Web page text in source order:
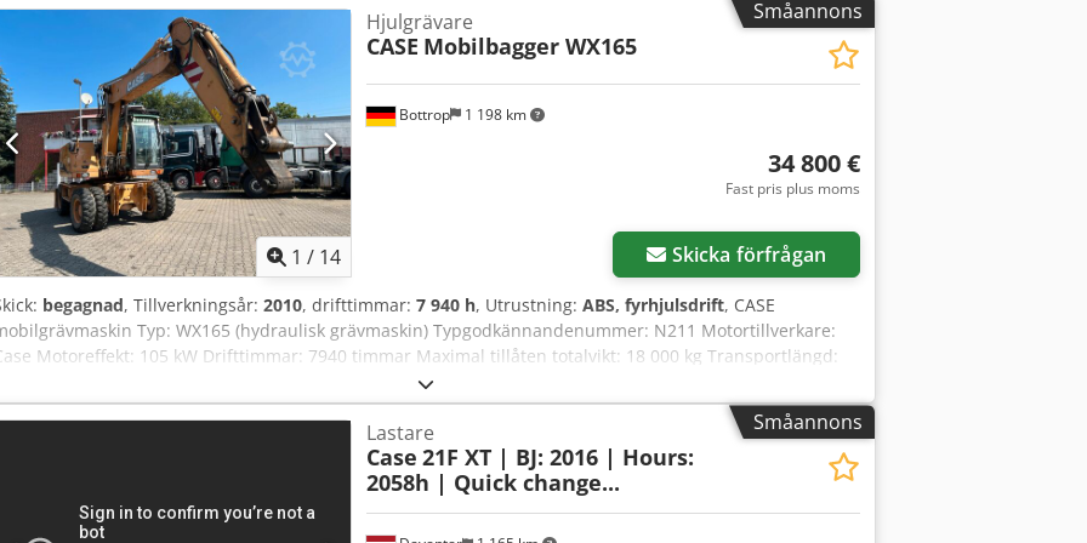
Småannons
1 / 14
Bottrop 1 198 km
Hjulgrävare
CASE Mobilbagger WX165
34 800 €
Fast pris plus moms
Skicka förfrågan
begagnad, Tillverkningsår: 2010, drifttimmar: 7 940 h, Utrustning: ABS, fyrhjulsdrift, CASE
Typ: WX165 (hydraulisk grävmaskin) Typgodkännandenummer: N211 Motortillverkare:
Motoreffekt: 105 kW Drifttimmar: 7940 timmar Maximal tillåten totalvikt: 18 000 kg Transportlängd:
8,19 m Transportbredd: 1,91 m Transporthöjd: 2,89 m Färg: Gul - Styrning med joystick - Planingssköld -
Csdpfx Aiszripcegjha Vi hjälper dig gärna även med finansiering/leasing genom våra
samarbetspartners. Alla uppgifter utan garanti. Med reservation för fel och mellanförsäljning.Småannons
Lastare
Case 21F XT | BJ: 2016 | Hours:
2058h | Quick change...